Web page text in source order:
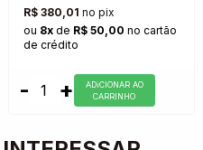
R$ 380,01 no pix
ou 8x de R$ 50,00 no cartão
de crédito
- +
ADiCIONAR AO
CARRINHO